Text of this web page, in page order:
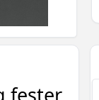
fester